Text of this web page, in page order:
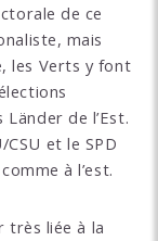
de ce
mais
les Verts y font
de l’Est.
et le SPD
à l’est.
très liée à la